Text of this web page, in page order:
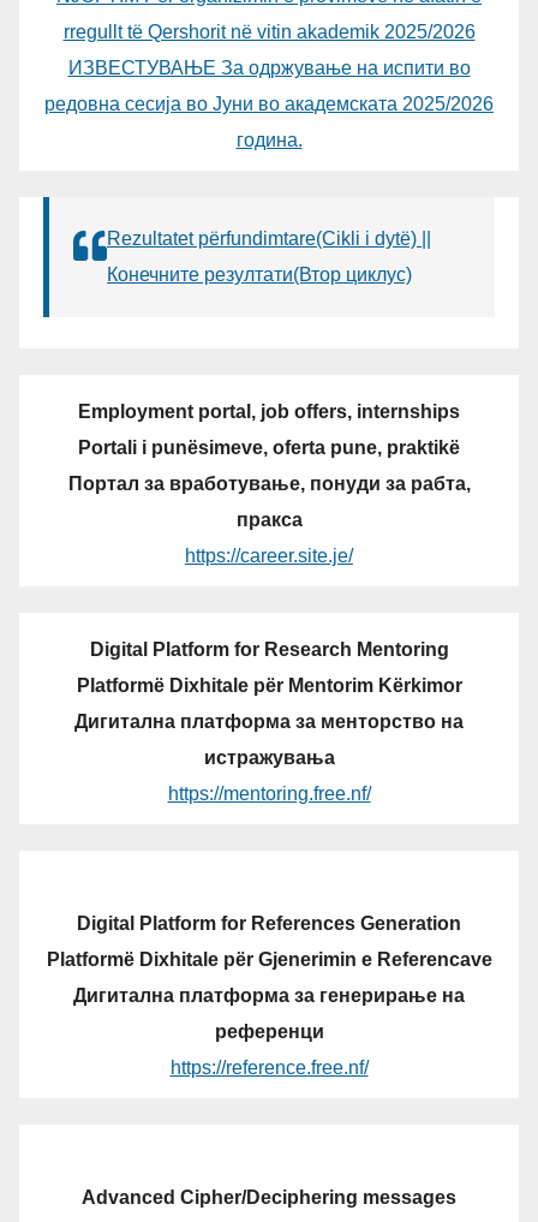
rregullt të Qershorit në vitin akademik 2025/2026
ИЗВЕСТУВАЊЕ За одржување на испити во
редовна сесија во Јуни во академската 2025/2026
година.
Rezultatet përfundimtare(Cikli i dytë) ||
Конечните резултати(Втор циклус)
Employment portal, job offers, internships
Portali i punësimeve, oferta pune, praktikë
Портал за вработување, понуди за рабта,
пракса
https://career.site.je/
Digital Platform for Research Mentoring
Platformë Dixhitale për Mentorim Kërkimor
Дигитална платформа за менторство на
истражувања
https://mentoring.free.nf/
Digital Platform for References Generation
Platformë Dixhitale për Gjenerimin e Referencave
Дигитална платформа за генерирање на
референци
https://reference.free.nf/
Advanced Cipher/Deciphering messages